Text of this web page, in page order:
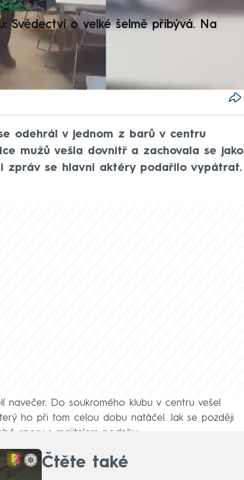
Svědectví o velké šelmě přibývá. Na
odehrál v jednom z barů v centru
mužů vešla dovnitř a zachovala se jako
zpráv se hlavní aktéry podařilo vypátrat.
navečer. Do soukromého klubu v centru vešel
ho při tom celou dobu natáčel. Jak se později
spory s majitelem podniku.
Čtěte také